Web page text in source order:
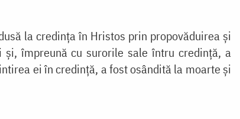
la credința în Hristos prin propovăduirea și
și, împreună cu surorile sale întru credință, a
ei în credință, a fost osândită la moarte și